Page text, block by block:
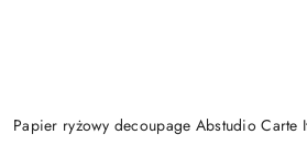
Papier ryżowy decoupage Abstudio Carte